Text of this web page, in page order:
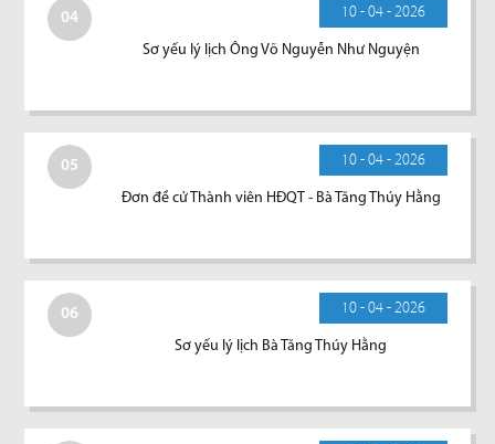
04 10 - 04 - 2026
Sơ yếu lý lịch Ông Võ Nguyễn Như Nguyện
05 10 - 04 - 2026
Đơn đề cử Thành viên HĐQT - Bà Tăng Thúy Hằng
06 10 - 04 - 2026
Sơ yếu lý lịch Bà Tăng Thúy Hằng